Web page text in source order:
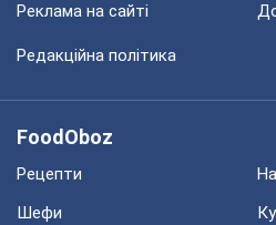
Реклама на сайті
Редакційна політика
FoodOboz
Рецепти
Шефи